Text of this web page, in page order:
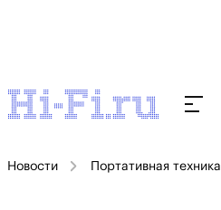
Новости Портативная техника